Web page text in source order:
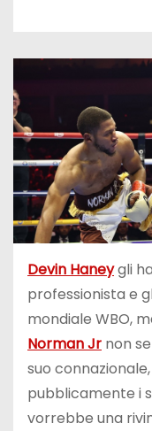
Devin Haneygli
professionista e
mondiale WBO,
Norman Jr non
suo
pubblicamente i
vorrebbe una